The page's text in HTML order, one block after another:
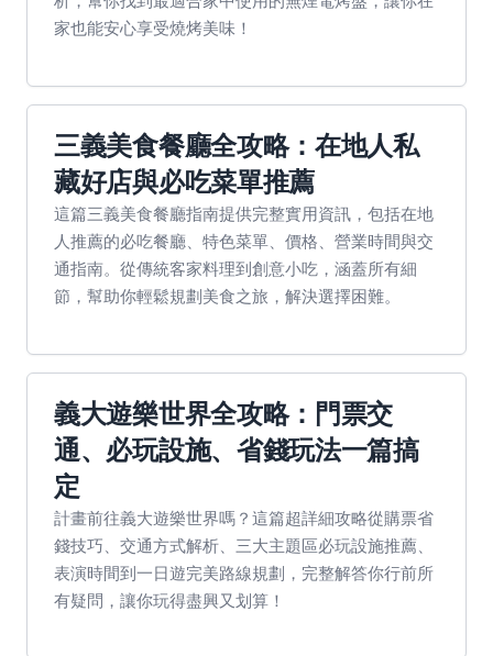
家也能安心享受燒烤美味！
三義美食餐廳全攻略：在地人私
藏好店與必吃菜單推薦
這篇三義美食餐廳指南提供完整實用資訊，包括在地
人推薦的必吃餐廳、特色菜單、價格、營業時間與交
通指南。從傳統客家料理到創意小吃，涵蓋所有細
節，幫助你輕鬆規劃美食之旅，解決選擇困難。
義大遊樂世界全攻略：門票交
通、必玩設施、省錢玩法一篇搞
定
計畫前往義大遊樂世界嗎？這篇超詳細攻略從購票省
錢技巧、交通方式解析、三大主題區必玩設施推薦、
表演時間到一日遊完美路線規劃，完整解答你行前所
有疑問，讓你玩得盡興又划算！